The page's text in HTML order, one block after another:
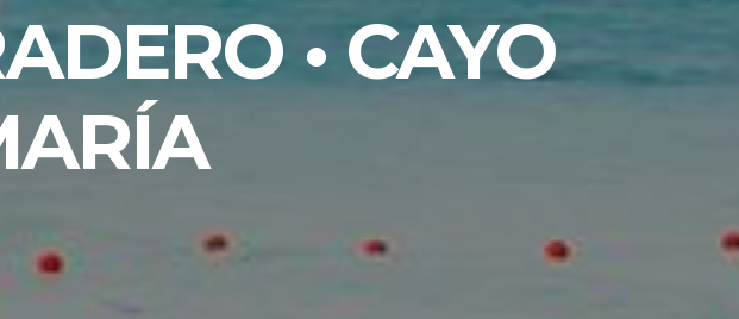
• CAYO